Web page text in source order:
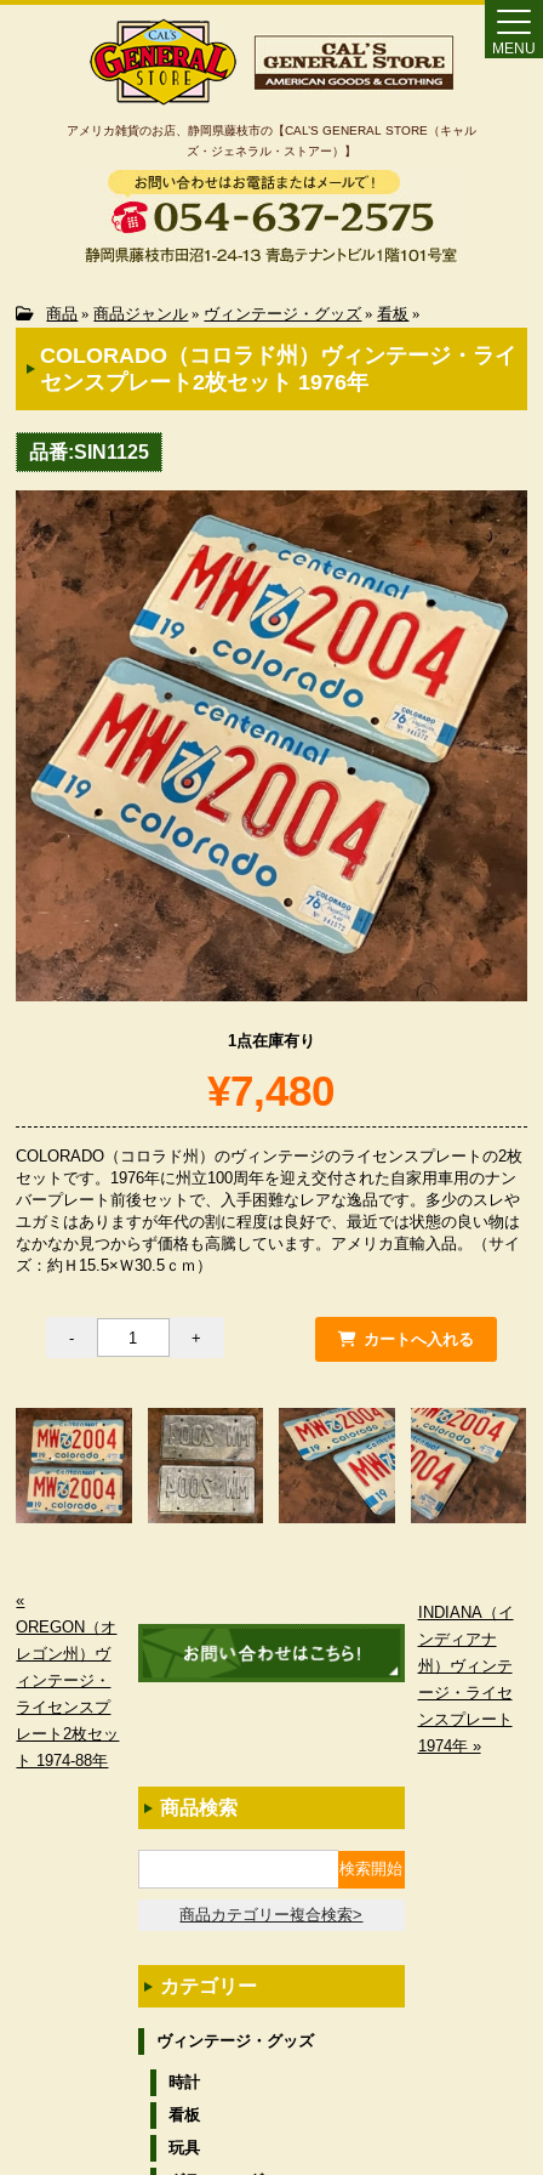
アメリカ雑貨のお店、静岡県藤枝市の【CAL’S GENERAL STORE（キャル
ズ・ジェネラル・ストアー）】
MENU
Home
カート
特定商取引法に基づく表記
カテゴリー検索
ヴィンテージ・グッズ
LIFE誌 企業広告切り抜き
ファイヤーキング他
コカコーラ・グッズ
カンパニー・グッズ
キャラクター・グッズ
喫煙具
服飾小物雑貨
商品 » 商品ジャンル » ヴィンテージ・グッズ » 看板 »
COLORADO（コロラド州）ヴィンテージ・ライ
センスプレート2枚セット 1976年
品番:SIN1125
1点在庫有り
¥7,480
COLORADO（コロラド州）のヴィンテージのライセンスプレートの2枚
セットです。1976年に州立100周年を迎え交付された自家用車用のナン
バープレート前後セットで、入手困難なレアな逸品です。多少のスレや
ユガミはありますが年代の割に程度は良好で、最近では状態の良い物は
なかなか見つからず価格も高騰しています。アメリカ直輸入品。（サイ
ズ：約Ｈ15.5×Ｗ30.5ｃｍ）
«
OREGON（オ
レゴン州）ヴ
ィンテージ・
ライセンスプ
レート2枚セッ
ト 1974-88年
INDIANA（イ
ンディアナ
州）ヴィンテ
ージ・ライセ
ンスプレート
1974年 »
商品検索
商品カテゴリー複合検索>
カテゴリー
ヴィンテージ・グッズ
時計
看板
玩具